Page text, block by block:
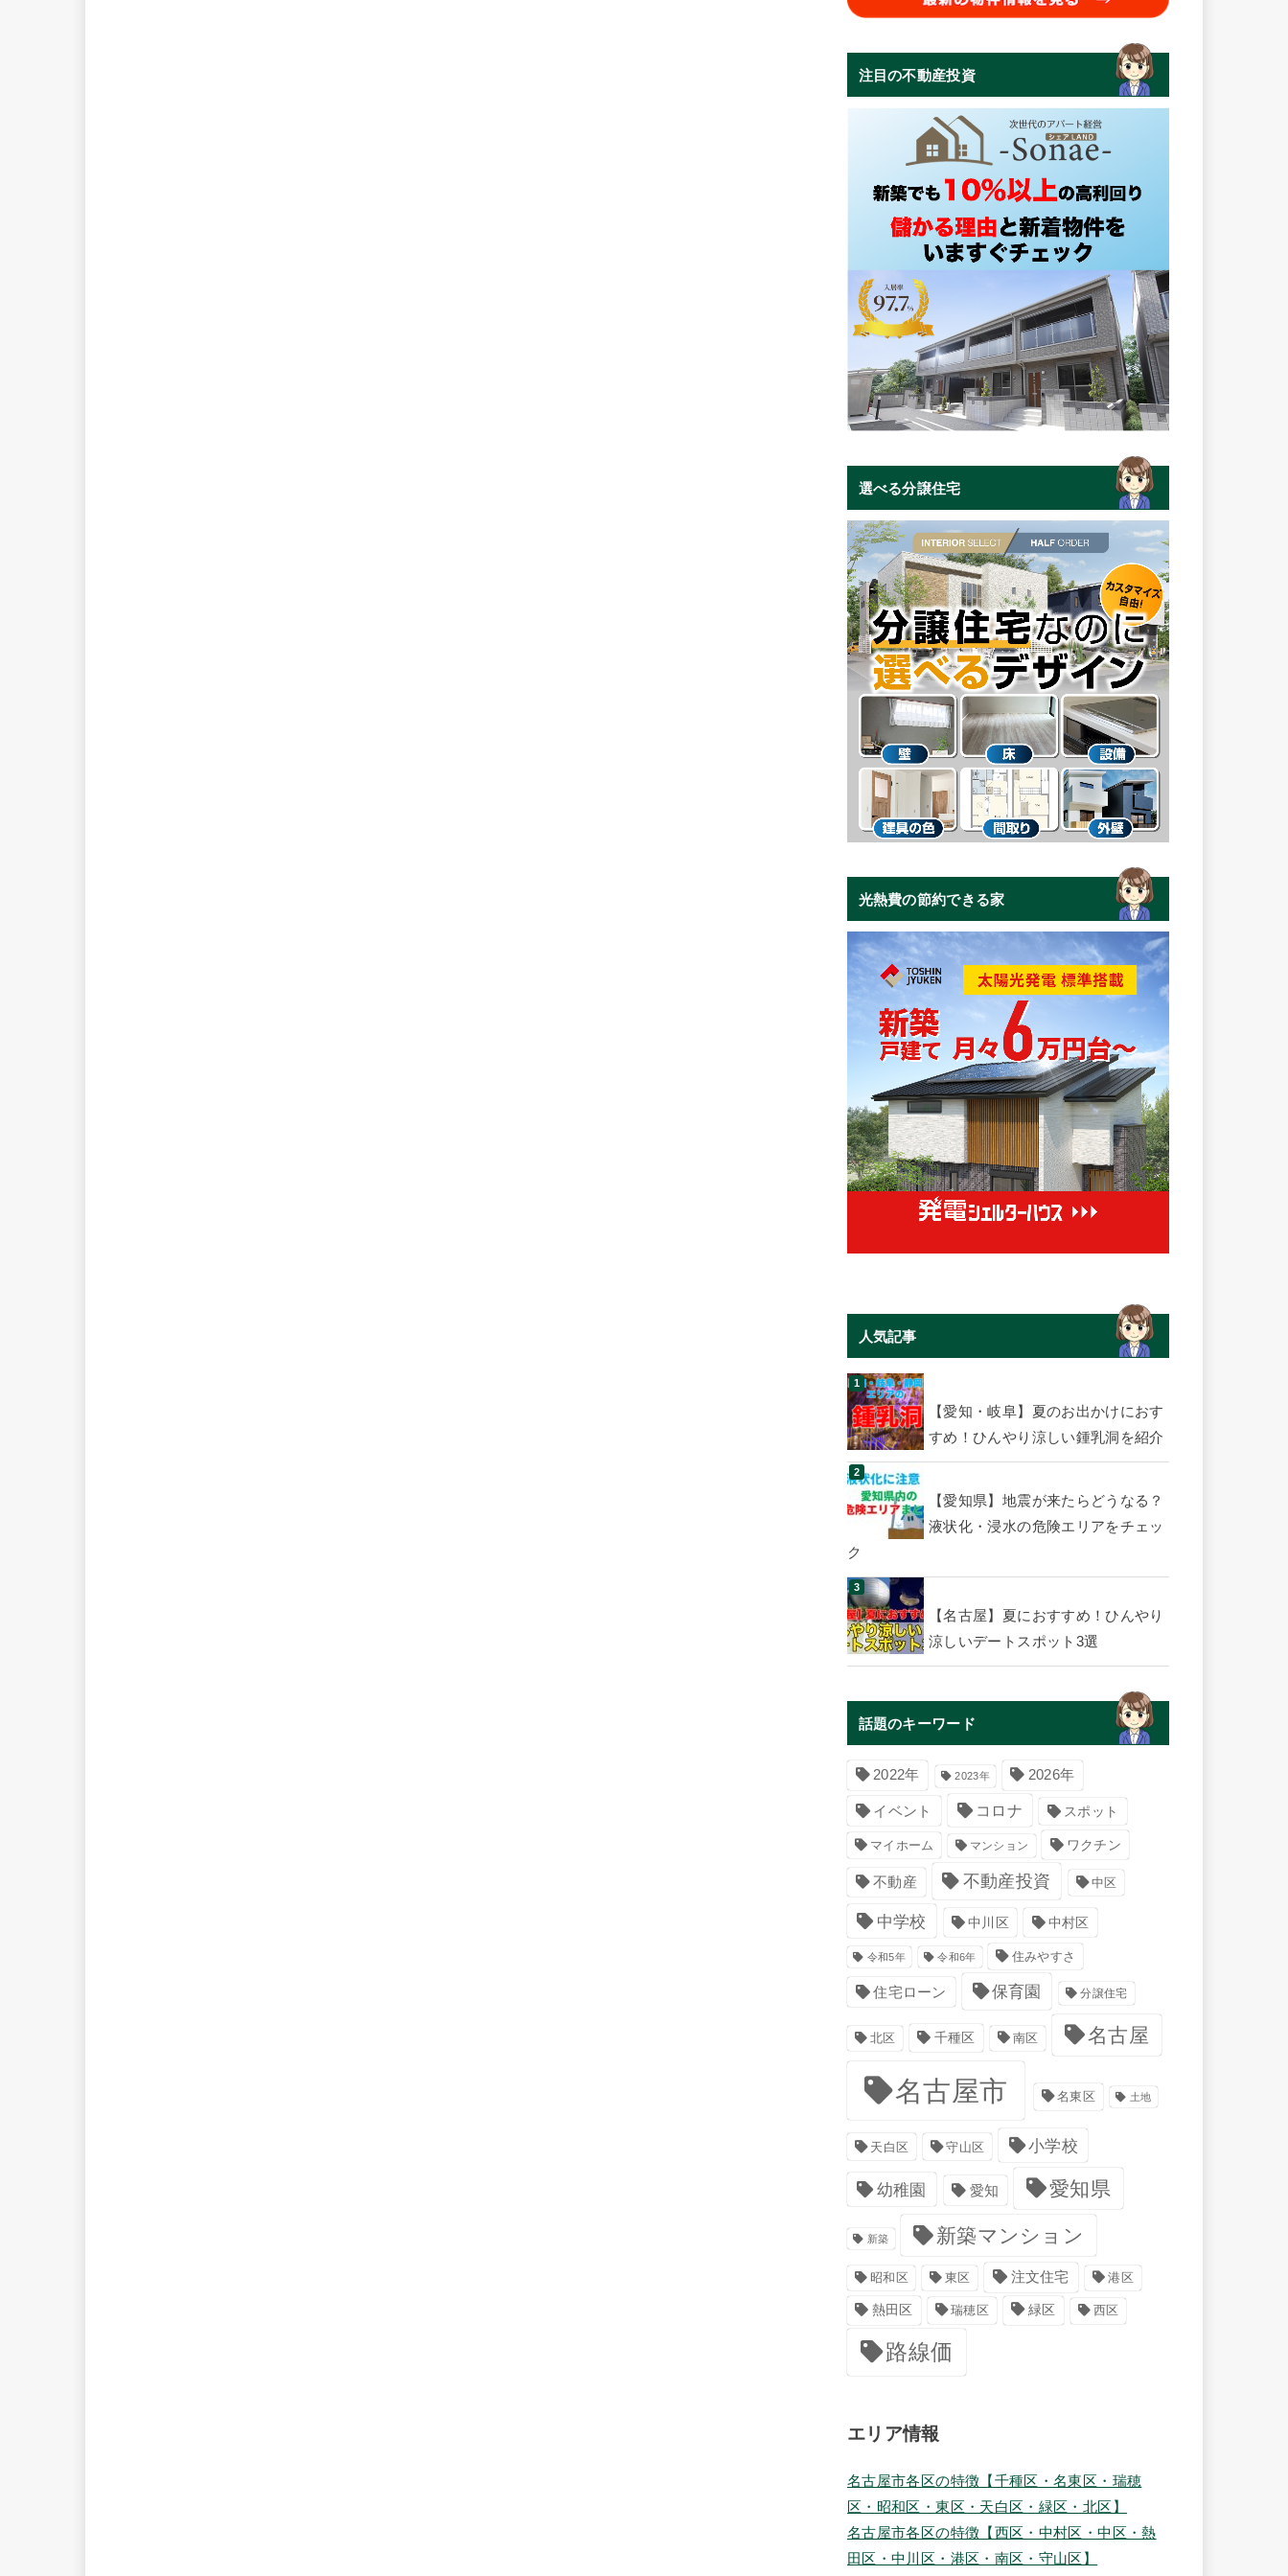
注目の不動産投資
選べる分譲住宅
光熱費の節約できる家
人気記事
【愛知・岐阜】夏のお出かけにおす
すめ！ひんやり涼しい鍾乳洞を紹介
【愛知県】地震が来たらどうなる？
液状化・浸水の危険エリアをチェッ
ク
【名古屋】夏におすすめ！ひんやり
涼しいデートスポット3選
話題のキーワード
2022年 2023年 2026年
イベント コロナ スポット
マイホーム マンション ワクチン
不動産 不動産投資 中区
中学校 中川区 中村区
令和5年 令和6年 住みやすさ
住宅ローン 保育園 分譲住宅
北区 千種区 南区 名古屋
名古屋市 名東区 土地
天白区 守山区 小学校
幼稚園 愛知 愛知県
新築 新築マンション
昭和区 東区 注文住宅 港区
熱田区 瑞穂区 緑区 西区
路線価
エリア情報
名古屋市各区の特徴【千種区・名東区・瑞穂
区・昭和区・東区・天白区・緑区・北区】
名古屋市各区の特徴【西区・中村区・中区・熱
田区・中川区・港区・南区・守山区】